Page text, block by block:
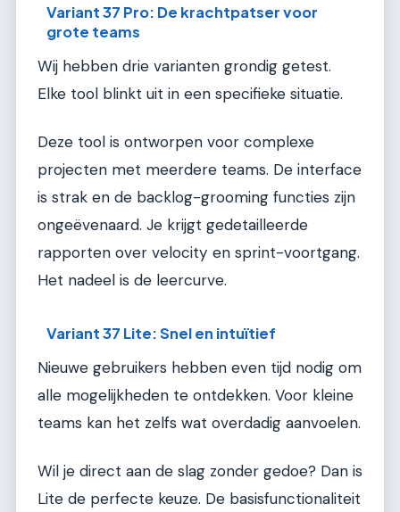
Variant 37 Pro: De krachtpatser voor
grote teams
Wij hebben drie varianten grondig getest.
Elke tool blinkt uit in een specifieke situatie.
Deze tool is ontworpen voor complexe
projecten met meerdere teams. De interface
is strak en de backlog-grooming functies zijn
ongeëvenaard. Je krijgt gedetailleerde
rapporten over velocity en sprint-voortgang.
Het nadeel is de leercurve.
Variant 37 Lite: Snel en intuïtief
Nieuwe gebruikers hebben even tijd nodig om
alle mogelijkheden te ontdekken. Voor kleine
teams kan het zelfs wat overdadig aanvoelen.
Wil je direct aan de slag zonder gedoe? Dan is
Lite de perfecte keuze. De basisfunctionaliteit